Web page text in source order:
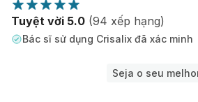
Tuyệt vời 5.0 (94 xếp hạng)
Bác sĩ sử dụng Crisalix đã xác minh
Seja o seu